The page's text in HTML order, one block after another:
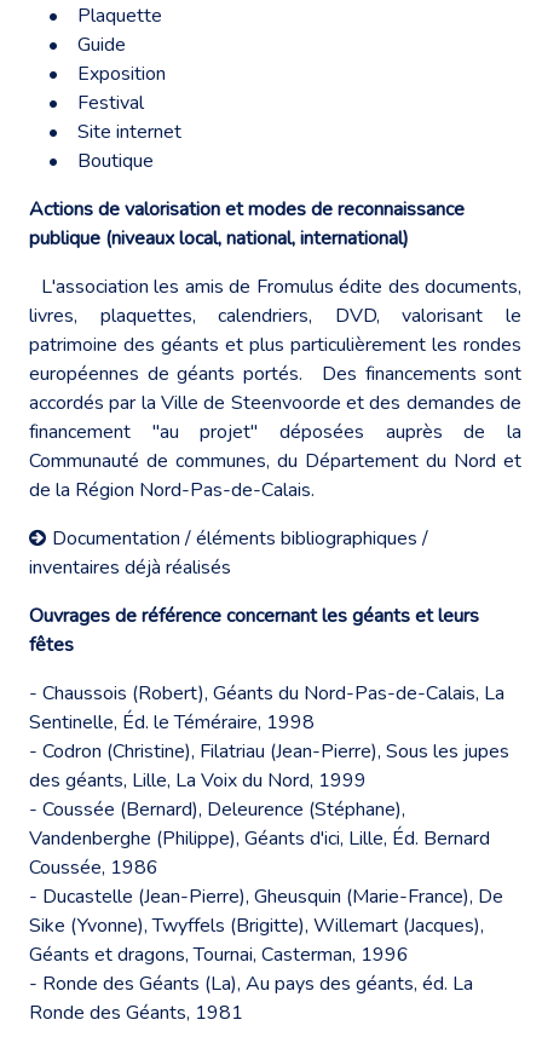
• Plaquette
• Guide
• Exposition
• Festival
• Site internet
• Boutique
Actions de valorisation et modes de reconnaissance
publique (niveaux local, national, international)
L'association les amis de Fromulus édite des documents,
livres, plaquettes, calendriers, DVD, valorisant le
patrimoine des géants et plus particulièrement les rondes
européennes de géants portés. Des financements sont
accordés par la Ville de Steenvoorde et des demandes de
financement "au projet" déposées auprès de la
Communauté de communes, du Département du Nord et
de la Région Nord-Pas-de-Calais.
Documentation / éléments bibliographiques /
inventaires déjà réalisés
Ouvrages de référence concernant les géants et leurs
fêtes
- Chaussois (Robert), Géants du Nord-Pas-de-Calais, La
Sentinelle, Éd. le Téméraire, 1998
- Codron (Christine), Filatriau (Jean-Pierre), Sous les jupes
des géants, Lille, La Voix du Nord, 1999
- Coussée (Bernard), Deleurence (Stéphane),
Vandenberghe (Philippe), Géants d'ici, Lille, Éd. Bernard
Coussée, 1986
- Ducastelle (Jean-Pierre), Gheusquin (Marie-France), De
Sike (Yvonne), Twyffels (Brigitte), Willemart (Jacques),
Géants et dragons, Tournai, Casterman, 1996
- Ronde des Géants (La), Au pays des géants, éd. La
Ronde des Géants, 1981